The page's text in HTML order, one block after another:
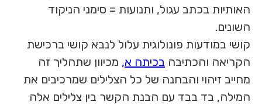
האותיות בכתב עגול, ותנועות = סימני הניקוד
השונים.
קושי במודעות פונולוגית עלול לנבא קושי ברכישת
הקריאה והכתיבה בכיתה א, מכיוון שתהליך זה
מחייב זיהוי והבחנה של כל הצלילים שמרכיבים את
המילה, בד בבד עם הבנת הקשר בין צלילים אלה